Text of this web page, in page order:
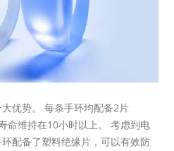
优势。 每条手环均配备2片
命维持在10小时以上。 考虑到电
配备了塑料绝缘片，可以有效防